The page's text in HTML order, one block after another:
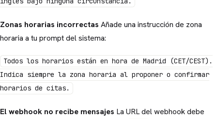
Zonas horarias incorrectas Añade una instrucción de zona
horaria a tu prompt del sistema:
Todos los horarios están en hora de Madrid (CET/CEST).
Indica siempre la zona horaria al proponer o confirmar
horarios de citas.
El webhook no recibe mensajes La URL del webhook debe